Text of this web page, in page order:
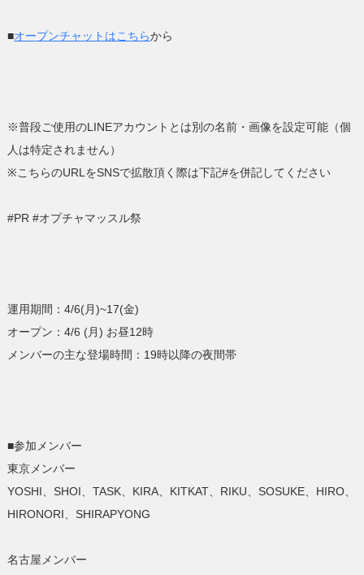
■オープンチャットはこちらから
※普段ご使用のLINEアカウントとは別の名前・画像を設定可能（個
人は特定されません）
※こちらのURLをSNSで拡散頂く際は下記#を併記してください
#PR #オプチャマッスル祭
運用期間：4/6(月)~17(金)
オープン：4/6 (月) お昼12時
メンバーの主な登場時間：19時以降の夜間帯
■参加メンバー
東京メンバー
YOSHI、SHOI、TASK、KIRA、KITKAT、RIKU、SOSUKE、HIRO、
HIRONORI、SHIRAPYONG
名古屋メンバー